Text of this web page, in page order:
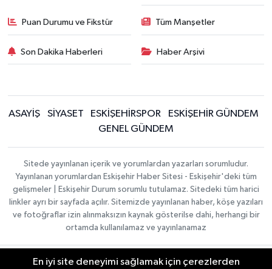
Puan Durumu ve Fikstür Tüm Manşetler
Son Dakika Haberleri Haber Arşivi
ASAYİŞ SİYASET ESKİŞEHİRSPOR
ESKİŞEHİR GÜNDEM
GENEL GÜNDEM
Sitede yayınlanan içerik ve yorumlardan yazarları sorumludur.
Yayınlanan yorumlardan Eskişehir Haber Sitesi - Eskişehir'deki tüm
gelişmeler | Eskişehir Durum sorumlu tutulamaz. Sitedeki tüm harici
linkler ayrı bir sayfada açılır. Sitemizde yayınlanan haber, köşe yazıları
ve fotoğraflar izin alınmaksızın kaynak gösterilse dahi, herhangi bir
ortamda kullanılamaz ve yayınlanamaz
Gizlilik Sözleşmesi Hakkımızda
Haber Yazılımı:
En iyi site deneyimi sağlamak için çerezlerden